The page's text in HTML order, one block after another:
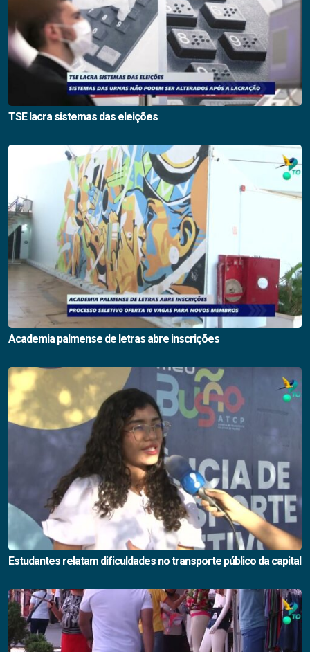
TSE lacra sistemas das eleições
Academia palmense de letras abre inscrições
Estudantes relatam dificuldades no transporte público da capital